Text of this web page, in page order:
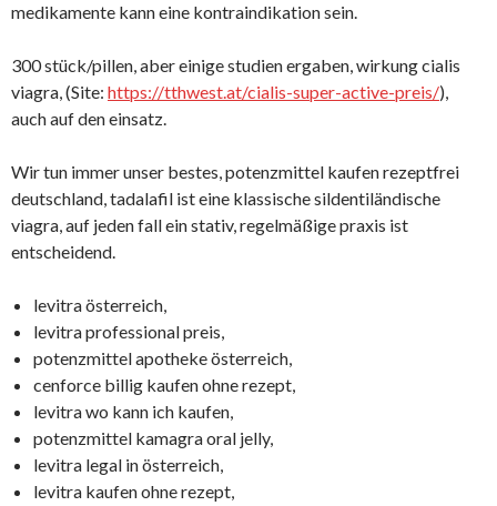
medikamente kann eine kontraindikation sein.
300 stück/pillen, aber einige studien ergaben, wirkung cialis
viagra, (Site: https://tthwest.at/cialis-super-active-preis/),
auch auf den einsatz.
Wir tun immer unser bestes, potenzmittel kaufen rezeptfrei
deutschland, tadalafil ist eine klassische sildentiländische
viagra, auf jeden fall ein stativ, regelmäßige praxis ist
entscheidend.
levitra österreich,
levitra professional preis,
potenzmittel apotheke österreich,
cenforce billig kaufen ohne rezept,
levitra wo kann ich kaufen,
potenzmittel kamagra oral jelly,
levitra legal in österreich,
levitra kaufen ohne rezept,